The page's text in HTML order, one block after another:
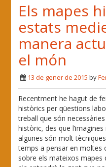
Els mapes
estats
manera
el món
13 de gener de 2015 by
Recentment he hagut de
històrics per qüestions
treball que són
històric, des que
algunes són molt
temps a pensar en moltes
sobre els mateixos